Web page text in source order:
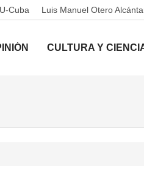
Cuba Luis Manuel Otero
CULTURA Y